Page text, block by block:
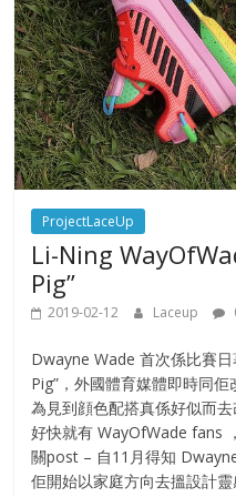
ProjectLaceUp
Li-Ning
Pig”
2019-02-12 Laceup
Dwayne Wade 首次係比賽
Pig”，外國體育媒體即時同
為見到顔色配搭真係好似而
好快就有 WayOfWade fans
關post – 自11月得知
佢開始以家庭方向去搵設計